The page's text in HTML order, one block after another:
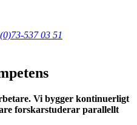
537 03 51
Vi bygger kontinuerligt
forskarstuderar parallellt